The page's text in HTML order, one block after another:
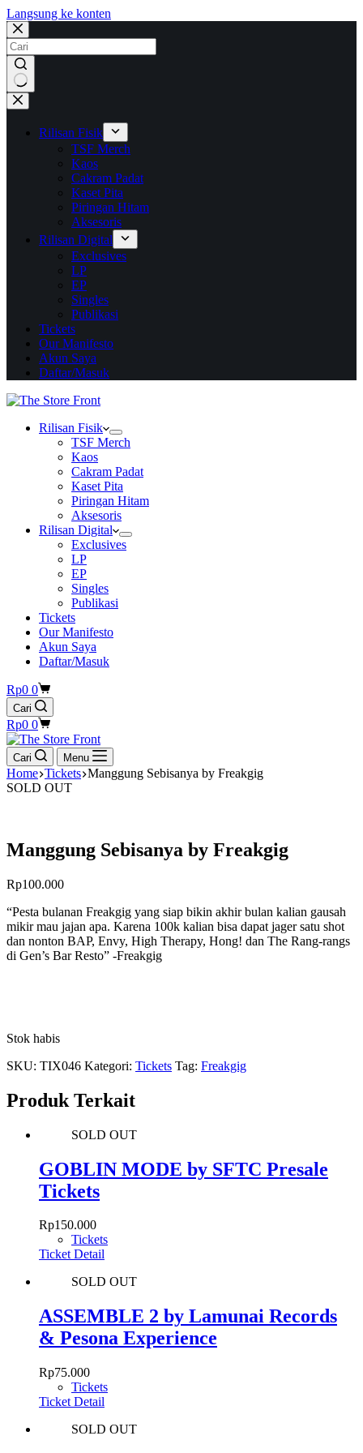
Langsung ke konten
No
results
Rilisan Fisik
TSF Merch
Kaos
Cakram Padat
Kaset Pita
Piringan Hitam
Aksesoris
Rilisan Digital
Exclusives
LP
EP
Singles
Publikasi
Tickets
Our Manifesto
Akun Saya
Daftar/Masuk
Rilisan Fisik
TSF Merch
Kaos
Cakram Padat
Kaset Pita
Piringan Hitam
Aksesoris
Rilisan Digital
Exclusives
LP
EP
Singles
Publikasi
Tickets
Our Manifesto
Akun Saya
Daftar/Masuk
Shopping
cart
Rp0 0
Cari
Shopping
cart
Rp0 0
Cari Menu
Home Tickets Manggung Sebisanya by Freakgig
SOLD OUT
Manggung Sebisanya by Freakgig
Rp100.000
“Pesta bulanan Freakgig yang siap bikin akhir bulan kalian gausah
mikir mau jajan apa. Karena 100k kalian bisa dapat jager satu shot
dan nonton BAP, Envy, High Therapy, Hong! dan The Rang-rangs
di Gen’s Bar Resto” -Freakgig
Stok habis
SKU: TIX046 Kategori: Tickets Tag: Freakgig
Produk Terkait
SOLD OUT
GOBLIN MODE by SFTC Presale
Tickets
Rp150.000
Tickets
Ticket Detail
SOLD OUT
ASSEMBLE 2 by Lamunai Records
& Pesona Experience
Rp75.000
Tickets
Ticket Detail
SOLD OUT